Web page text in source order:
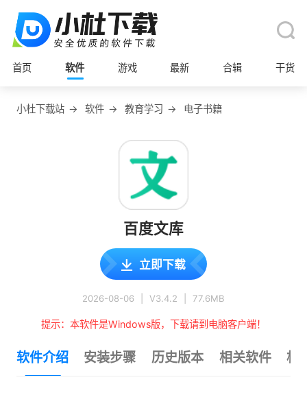
首页 软件 游戏 最新 合辑 干货
小杜下载站 → 软件 → 教育学习 → 电子书籍
百度文库
立即下载
2026-08-06 V3.4.2 77.6MB
提示：本软件是Windows版，下载请到电脑客户端！
软件介绍 安装步骤 历史版本 相关软件 相